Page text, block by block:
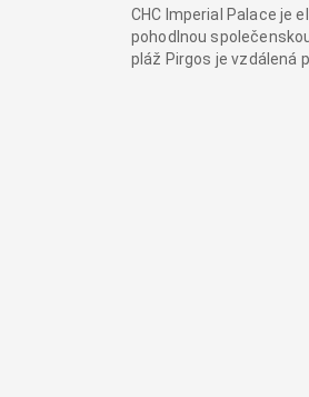
CHC Imperial Palace je
pohodlnou
pláž Pirgos je vzdálená